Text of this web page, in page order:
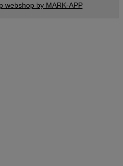
webshop by MARK-APP